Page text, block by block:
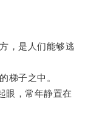
，是人们能够逃
子之中。
，常年静置在